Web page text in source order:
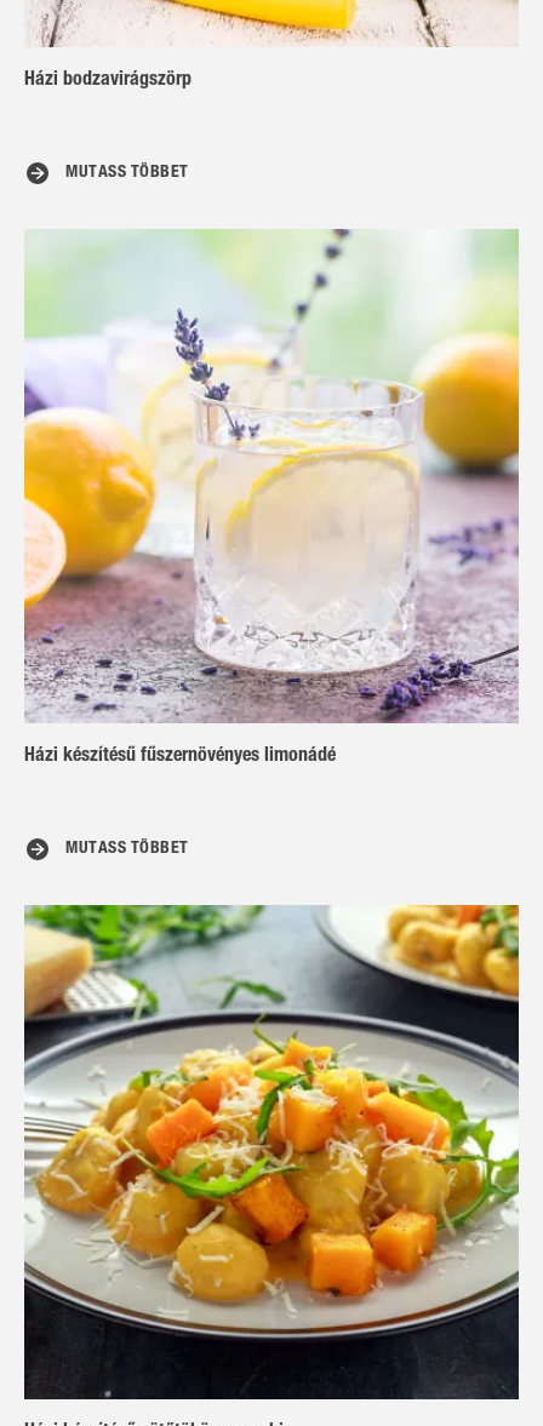
Házi bodzavirágszörp
MUTASS TÖBBET
Házi készítésű fűszernövényes limonádé
MUTASS TÖBBET